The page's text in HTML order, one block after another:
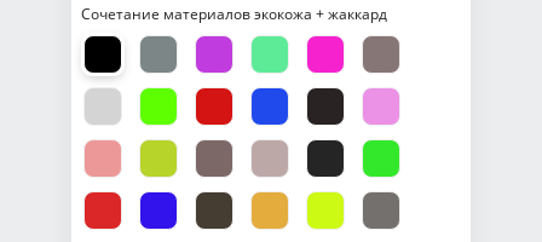
Сочетание материалов экокожа + жаккард